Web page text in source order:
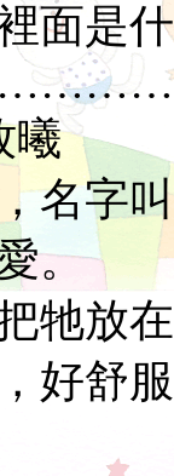
面是
曦
名字
。
牠放
好舒